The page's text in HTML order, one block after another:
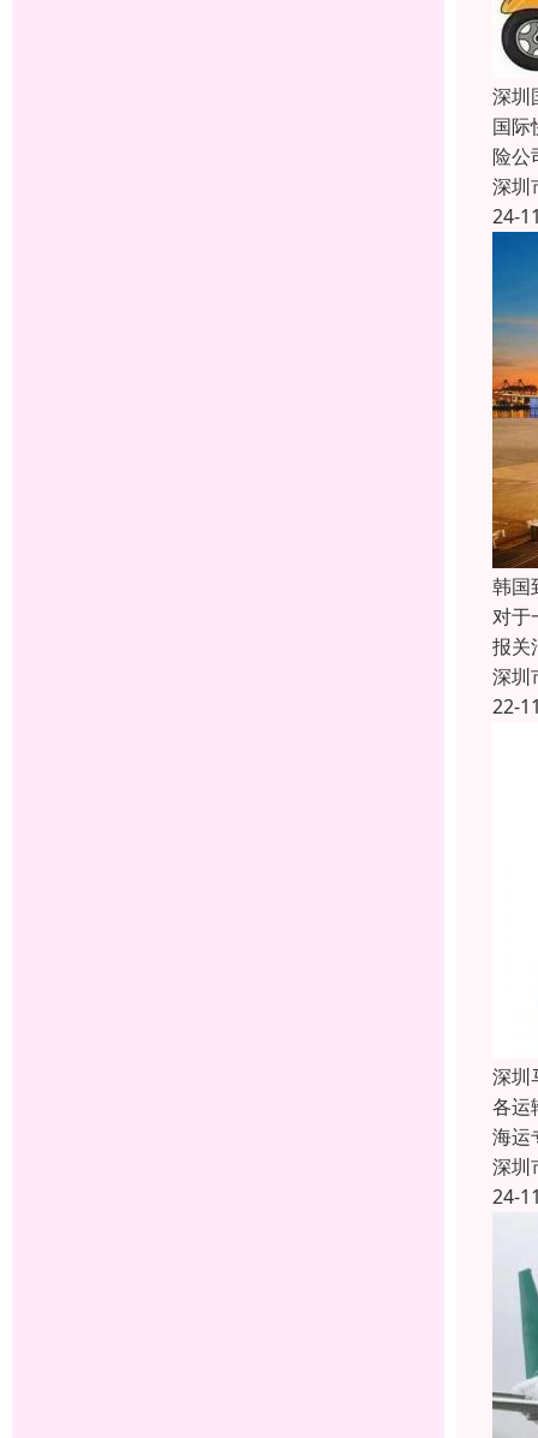
深圳
国际
险公
深圳
24-
韩国
对于
报关
深圳
22-
深圳
各运
海运
深圳
24-